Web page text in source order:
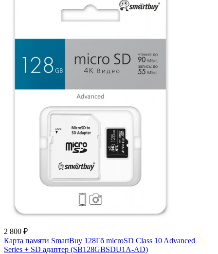
2 800 ₽
Карта памяти SmartBuy 128Гб microSD Class 10 Advanced
Series + SD адаптер (SB128GBSDU1A-AD)